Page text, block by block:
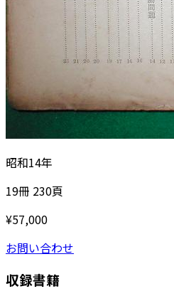
昭和14年
19冊 230頁
¥57,000
お問い合わせ
収録書籍